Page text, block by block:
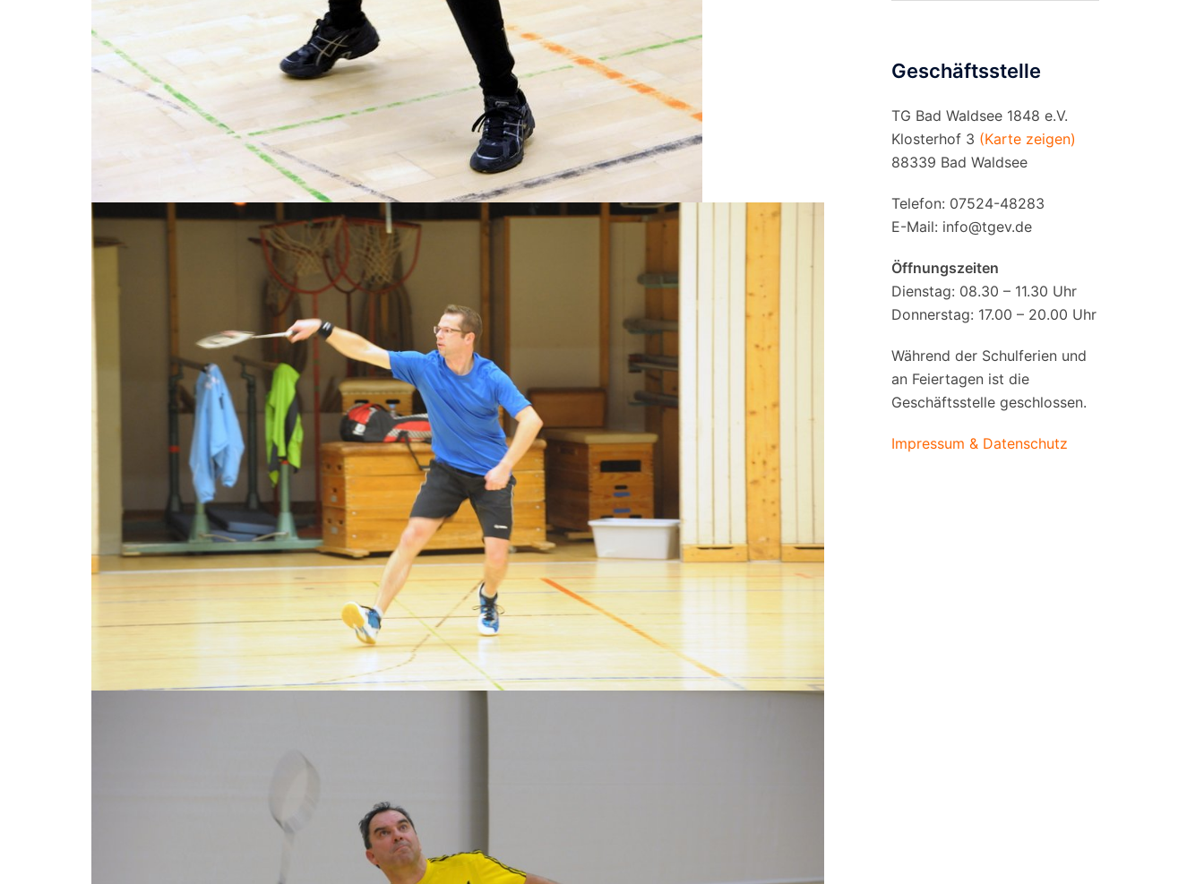
Geschäftsstelle
TG Bad Waldsee 1848 e.V.
Klosterhof 3 (Karte zeigen)
88339 Bad Waldsee
Telefon: 07524-48283
E-Mail: info@tgev.de
Öffnungszeiten
Dienstag: 08.30 – 11.30 Uhr
Donnerstag: 17.00 – 20.00 Uhr
Während der Schulferien und
an Feiertagen ist die
Geschäftsstelle geschlossen.
Impressum & Datenschutz